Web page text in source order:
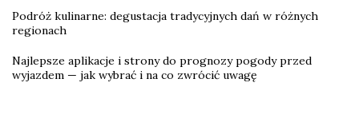
Podróż kulinarne: degustacja tradycyjnych dań w różnych
regionach
Najlepsze aplikacje i strony do prognozy pogody przed
wyjazdem — jak wybrać i na co zwrócić uwagę